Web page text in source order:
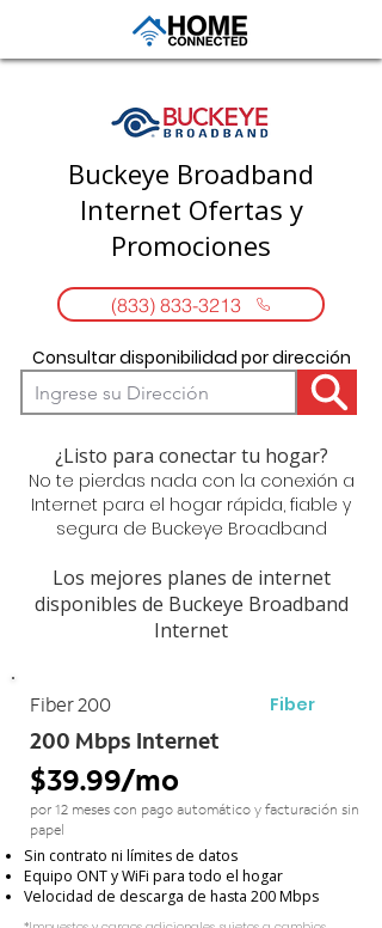
Buckeye Broadband
Internet Ofertas y
Promociones
(833) 833-3213
Consultar disponibilidad por dirección
¿Listo para conectar tu hogar?
No te pierdas nada con la conexión a
Internet para el hogar rápida, fiable y
segura de Buckeye Broadband
Los mejores planes de internet
disponibles de Buckeye Broadband
Internet
Fiber 200 Fiber
200 Mbps Internet
$39.99/mo
por 12 meses con pago automático y facturación sin
papel
Sin contrato ni límites de datos
Equipo ONT y WiFi para todo el hogar
Velocidad de descarga de hasta 200 Mbps